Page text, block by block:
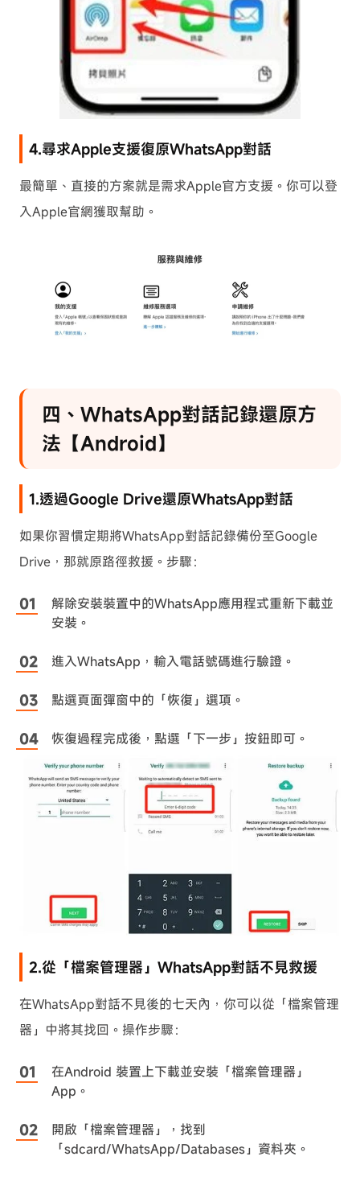
4.尋求Apple支援復原WhatsApp對話
最簡單、直接的方案就是需求Apple官方支援。你可以登
入Apple官網獲取幫助。
四、WhatsApp對話記錄還原方
法【Android】
1.透過Google Drive還原WhatsApp對話
如果你習慣定期將WhatsApp對話記錄備份至Google
Drive，那就原路徑救援。步驟：
解除安裝裝置中的WhatsApp應用程式重新下載並
安裝。
進入WhatsApp，輸入電話號碼進行驗證。
點選頁面彈窗中的「恢復」選項。
恢復過程完成後，點選「下一步」按鈕即可。
2.從「檔案管理器」WhatsApp對話不見救援
在WhatsApp對話不見後的七天內，你可以從「檔案管理
器」中將其找回。操作步驟：
在Android 裝置上下載並安裝「檔案管理器」
App。
開啟「檔案管理器」，找到
「sdcard/WhatsApp/Databases」資料夾。